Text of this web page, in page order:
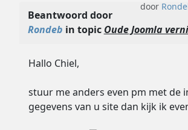
door
Beantwoord door
Rondeb in topic Oude Joomla
Hallo Chiel,
stuur me anders even pm met de
gegevens van u site dan kijk ik